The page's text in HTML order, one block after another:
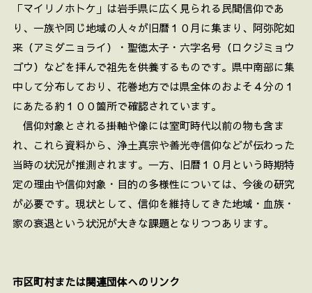
「マイリノホトケ」は岩手県に広く見られる民間信仰であ
り、一族や同じ地域の人々が旧暦１０月に集まり、阿弥陀如
来（アミダニョライ）・聖徳太子・六字名号（ロクジミョウ
ゴウ）などを拝んで祖先を供養するものです。県中南部に集
中して分布しており、花巻地方では県全体のおよそ４分の１
にあたる約１００箇所で確認されています。
信仰対象とされる掛軸や像には室町時代以前の物も含ま
れ、これら資料から、浄土真宗や善光寺信仰などが伝わった
当時の状況が推測されます。一方、旧暦１０月という時期特
定の理由や信仰対象・目的の多様性については、今後の研究
が必要です。現状として、信仰を維持してきた地域・血族・
家の衰退という状況が大きな課題となりつつあります。
市区町村または関連団体へのリンク